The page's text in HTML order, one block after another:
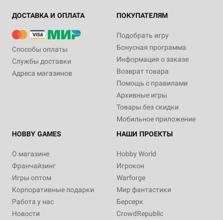
ДОСТАВКА И ОПЛАТА
Способы оплаты
Службы доставки
Адреса магазинов
ПОКУПАТЕЛЯМ
Подобрать игру
Бонусная программа
Информация о заказе
Возврат товара
Помощь с правилами
Архивные игры
Товары без скидки
Мобильное приложение
HOBBY GAMES
О магазине
Франчайзинг
Игры оптом
Корпоративные подарки
Работа у нас
Новости
НАШИ ПРОЕКТЫ
Hobby World
Игрокон
Warforge
Мир фантастики
Берсерк
CrowdRepublic